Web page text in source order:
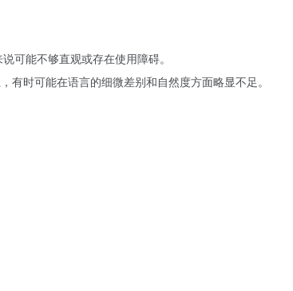
可能不够直观或存在使用障碍。
时可能在语言的细微差别和自然度方面略显不足。